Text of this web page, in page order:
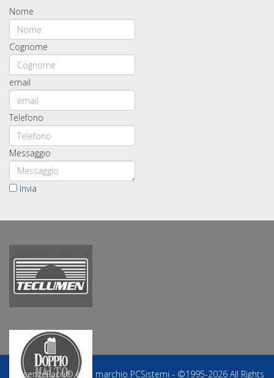
Nome
Cognome
email
Telefono
Messaggio
Invia
PresenzeFacili® è un marchio PCSistemi - ©1995-2026 All Rights